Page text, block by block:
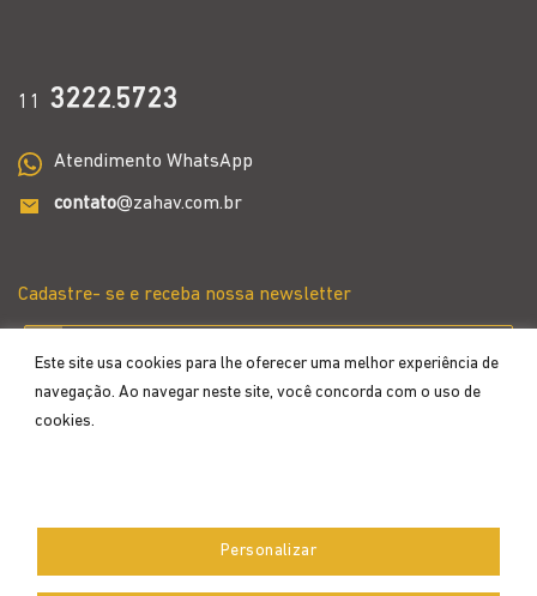
Este site usa cookies para lhe oferecer uma melhor experiência de
navegação. Ao navegar neste site, você concorda com o uso de
cookies.
Personalizar
11 3222.5723
Atendimento WhatsApp
contato@zahav.com.br
Cadastre- se e receba nossa newsletter